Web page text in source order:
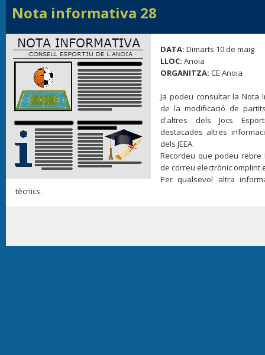
Nota informativa 28
DATA: Dimarts 10 de maig
LLOC: Anoia
ORGANITZA: CE Anoia
Ja podeu consultar la Nota
de la modificació de
d'altres dels Jocs
destacades altres
dels JEEA.
Recordeu que podeu
de correu electrònic omplint
Per qualsevol altra
tècnics.